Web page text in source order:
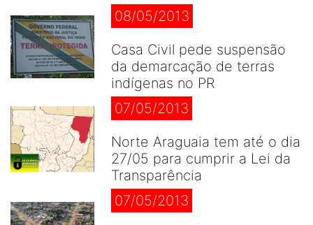
08/05/2013
Casa Civil pede suspensão
da demarcação de terras
indígenas no PR
07/05/2013
Norte Araguaia tem até o dia
27/05 para cumprir a Lei da
Transparência
07/05/2013